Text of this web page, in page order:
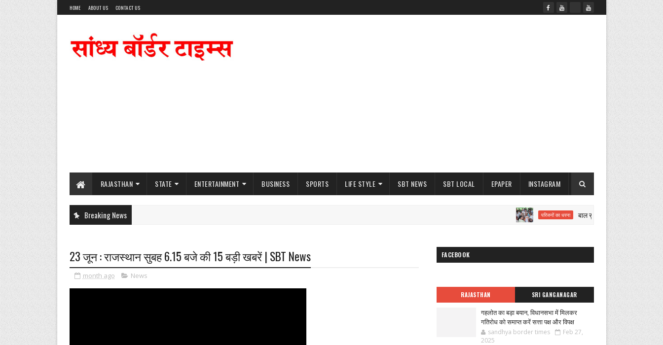
HOME ABOUT US CONTACT US
RAJASTHAN STATE ENTERTAINMENT BUSINESS SPORTS LIFE STYLE SBT NEWS SBT LOCAL EPAPER INSTAGRAM
Breaking News परिजनों का धरना बाल सुधार गृह हत्याकांड पर बवाल
23 जून : राजस्थान सुबह 6.15 बजे की 15 बड़ी खबरें | SBT News
month ago News
FACEBOOK
RAJASTHAN SRI GANGANAGAR
गहलोत का बड़ा बयान, विधानसभा में मिलकर
गतिरोध को समाप्त करें सत्ता पक्ष और विपक्ष
sandhya border times
Feb 27,
2025